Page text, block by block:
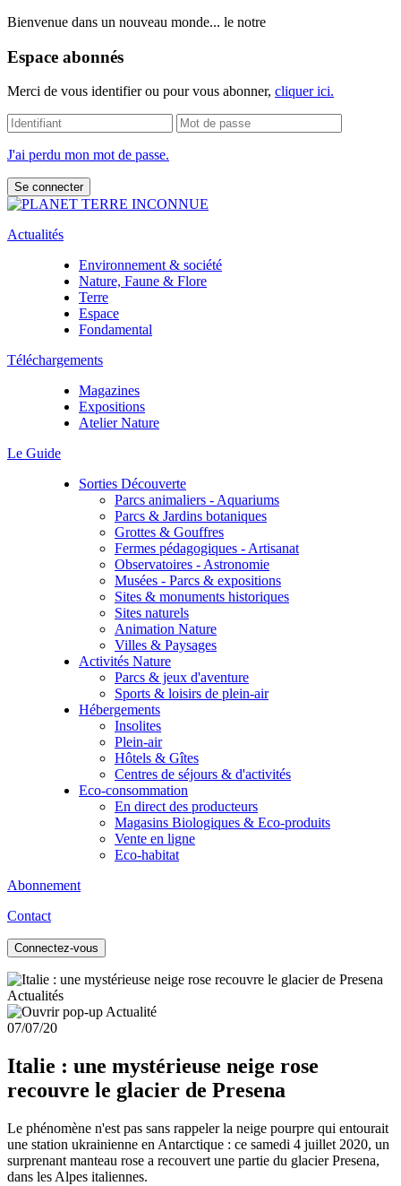
Bienvenue dans un nouveau monde... le notre
Espace abonnés
Merci de vous identifier ou pour vous abonner, cliquer ici.
J'ai perdu mon mot de passe.
Actualités
Environnement & société
Nature, Faune & Flore
Terre
Espace
Fondamental
Téléchargements
Magazines
Expositions
Atelier Nature
Le Guide
Sorties Découverte
Parcs animaliers - Aquariums
Parcs & Jardins botaniques
Grottes & Gouffres
Fermes pédagogiques - Artisanat
Observatoires - Astronomie
Musées - Parcs & expositions
Sites & monuments historiques
Sites naturels
Animation Nature
Villes & Paysages
Activités Nature
Parcs & jeux d'aventure
Sports & loisirs de plein-air
Hébergements
Insolites
Plein-air
Hôtels & Gîtes
Centres de séjours & d'activités
Eco-consommation
En direct des producteurs
Magasins Biologiques & Eco-produits
Vente en ligne
Eco-habitat
Abonnement
Contact
Connectez-vous
Actualités
07/07/20
Italie : une mystérieuse neige rose
recouvre le glacier de Presena
Le phénomène n'est pas sans rappeler la neige pourpre qui entourait
une station ukrainienne en Antarctique : ce samedi 4 juillet 2020, un
surprenant manteau rose a recouvert une partie du glacier Presena,
dans les Alpes italiennes.